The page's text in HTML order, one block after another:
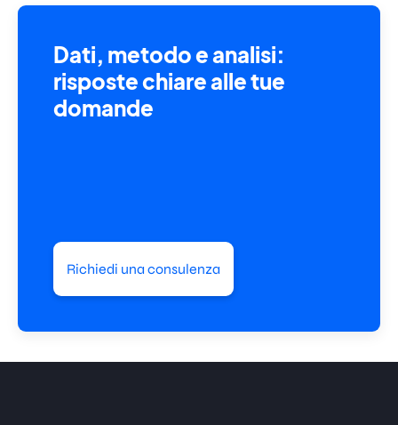
Dati, metodo e analisi:
risposte chiare alle tue
domande
Richiedi una consulenza